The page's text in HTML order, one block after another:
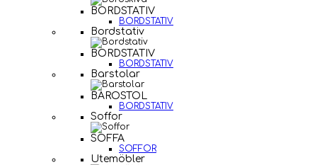
BORDSTATIV
BORDSTATIV
Bordstativ
BORDSTATIV
BORDSTATIV
Barstolar
BAROSTOL
BORDSTATIV
Soffor
SOFFA
SOFFOR
Utemöbler